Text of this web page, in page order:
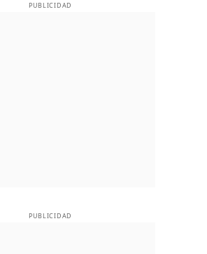
PUBLICIDAD
PUBLICIDAD